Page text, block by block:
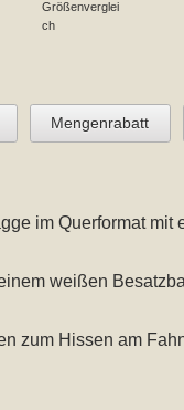
Größenverglei
ch
Mengenrabatt
im Querformat mit
weißen
zum Hissen am